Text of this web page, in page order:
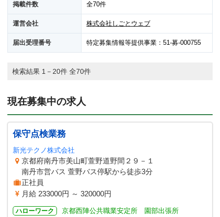
掲載件数 全70件
運営会社 株式会社しごとウェブ
届出受理番号 特定募集情報等提供事業：51-募-000755
検索結果 1－20件 全70件
現在募集中の求人
保守点検業務
新光テクノ株式会社
京都府南丹市美山町萱野道野間２９－１
南丹市営バス 萱野バス停駅から徒歩3分
正社員
月給 233000円 ～ 320000円
ハローワーク 京都西陣公共職業安定所 園部出張所